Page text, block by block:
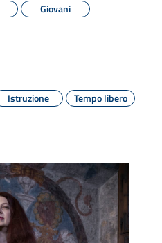
Giovani
Istruzione Tempo libero